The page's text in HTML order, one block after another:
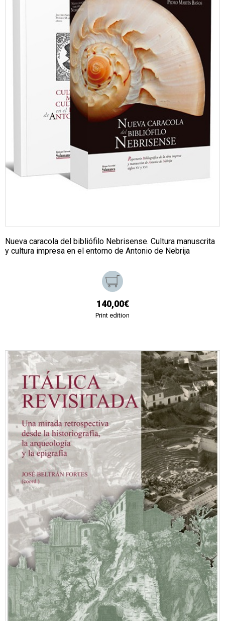
Nueva caracola del bibliófilo Nebrisense. Cultura manuscrita
y cultura impresa en el entorno de Antonio de Nebrija
140,00€
Print edition